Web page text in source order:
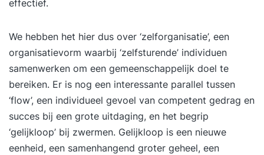
effectief.
We hebben het hier dus over ‘zelforganisatie’, een
organisatievorm waarbij ‘zelfsturende’ individuen
samenwerken om een gemeenschappelijk doel te
bereiken. Er is nog een interessante parallel tussen
‘flow’, een individueel gevoel van competent gedrag en
succes bij een grote uitdaging, en het begrip
‘gelijkloop’ bij zwermen. Gelijkloop is een nieuwe
eenheid, een samenhangend groter geheel, een